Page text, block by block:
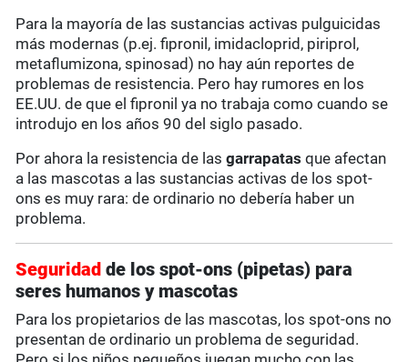
Para la mayoría de las sustancias activas pulguicidas
más modernas (p.ej. fipronil, imidacloprid, piriprol,
metaflumizona, spinosad) no hay aún reportes de
problemas de resistencia. Pero hay rumores en los
EE.UU. de que el fipronil ya no trabaja como cuando se
introdujo en los años 90 del siglo pasado.
Por ahora la resistencia de lasgarrapatas que afectan
a las mascotas a las sustancias activas de los spot-
ons es muy rara: de ordinario no debería haber un
problema.
Seguridadde los spot-ons (pipetas) para
seres humanos y mascotas
Para los propietarios de las mascotas, los spot-ons no
presentan de ordinario un problema de seguridad.